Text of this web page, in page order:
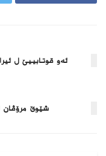
ئەو قوتابییێ ل
شێوێ مرۆڤان ل سالا 3000ێ